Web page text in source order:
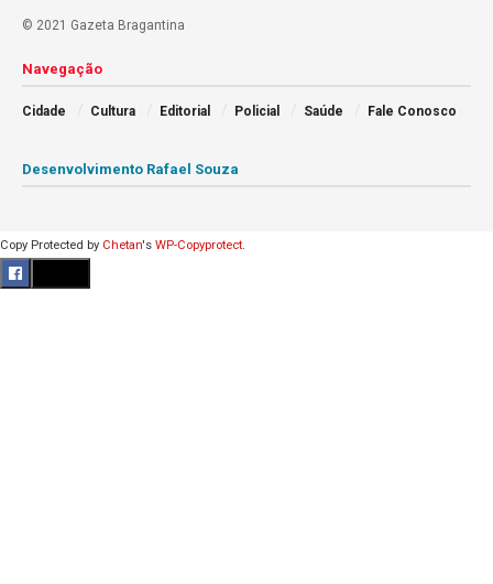
© 2021 Gazeta Bragantina
Navegação
Cidade Cultura Editorial Policial Saúde Fale Conosco
Desenvolvimento Rafael Souza
Copy Protected by Chetan's WP-Copyprotect.